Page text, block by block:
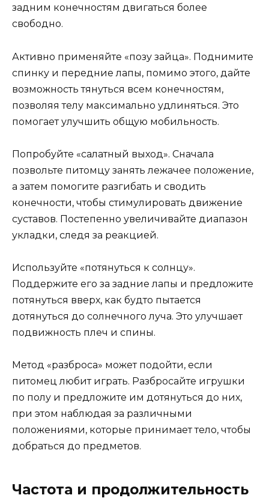
задним конечностям двигаться более
свободно.
Активно применяйте «позу зайца». Поднимите
спинку и передние лапы, помимо этого, дайте
возможность тянуться всем конечностям,
позволяя телу максимально удлиняться. Это
помогает улучшить общую мобильность.
Попробуйте «салатный выход». Сначала
позвольте питомцу занять лежачее положение,
а затем помогите разгибать и сводить
конечности, чтобы стимулировать движение
суставов. Постепенно увеличивайте диапазон
укладки, следя за реакцией.
Используйте «потянуться к солнцу».
Поддержите его за задние лапы и предложите
потянуться вверх, как будто пытается
дотянуться до солнечного луча. Это улучшает
подвижность плеч и спины.
Метод «разброса» может подойти, если
питомец любит играть. Разбросайте игрушки
по полу и предложите им дотянуться до них,
при этом наблюдая за различными
положениями, которые принимает тело, чтобы
добраться до предметов.
Частота и продолжительность